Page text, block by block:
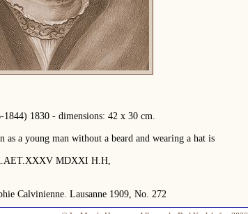
1830 - dimensions: 42 x 30 cm.
a young man without a beard and wearing a hat is
MDXXI H.H,
Calvinienne. Lausanne 1909, No. 272